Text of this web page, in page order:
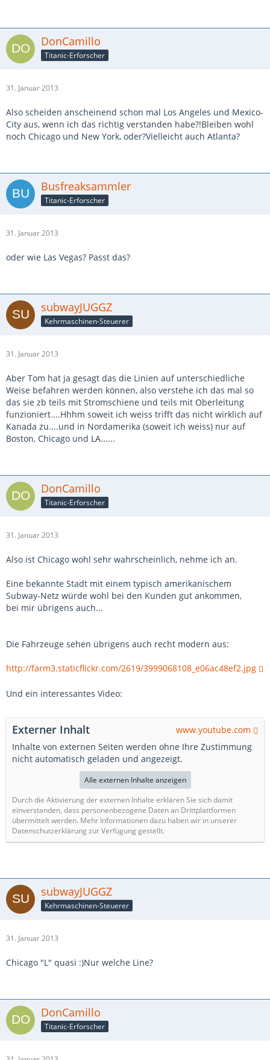
DonCamillo
Titanic-Erforscher
31. Januar 2013
Also scheiden anscheinend schon mal Los Angeles und Mexico-
City aus, wenn ich das richtig verstanden habe?!Bleiben wohl
noch Chicago und New York, oder?Vielleicht auch Atlanta?
Busfreaksammler
Titanic-Erforscher
31. Januar 2013
oder wie Las Vegas? Passt das?
subwayJUGGZ
Kehrmaschinen-Steuerer
31. Januar 2013
Aber Tom hat ja gesagt das die Linien auf unterschiedliche
Weise befahren werden können, also verstehe ich das mal so
das sie zb teils mit Stromschiene und teils mit Oberleitung
funzioniert....Hhhm soweit ich weiss trifft das nicht wirklich auf
Kanada zu....und in Nordamerika (soweit ich weiss) nur auf
Boston, Chicago und LA......
DonCamillo
Titanic-Erforscher
31. Januar 2013
Also ist Chicago wohl sehr wahrscheinlich, nehme ich an.
Eine bekannte Stadt mit einem typisch amerikanischem
Subway-Netz würde wohl bei den Kunden gut ankommen,
bei mir übrigens auch...
Die Fahrzeuge sehen übrigens auch recht modern aus:
http://farm3.staticflickr.com/2619/3999068108_e06ac48ef2.jpg
Und ein interessantes Video:
Externer Inhalt
www.youtube.com
Inhalte von externen Seiten werden ohne Ihre Zustimmung
nicht automatisch geladen und angezeigt.
Alle externen Inhalte anzeigen
Durch die Aktivierung der externen Inhalte erklären Sie sich damit
einverstanden, dass personenbezogene Daten an Drittplattformen
übermittelt werden. Mehr Informationen dazu haben wir in unserer
Datenschutzerklärung zur Verfügung gestellt.
subwayJUGGZ
Kehrmaschinen-Steuerer
31. Januar 2013
Chicago "L" quasi :)Nur welche Line?
DonCamillo
Titanic-Erforscher